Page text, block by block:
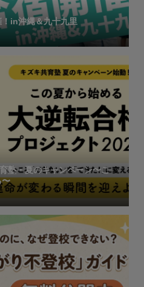
in沖縄＆九十九里
塾・夏のキャンペーン〜こ
〜